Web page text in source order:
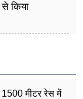
किया
मीटर रेस में